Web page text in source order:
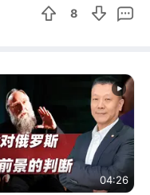
8
04:26